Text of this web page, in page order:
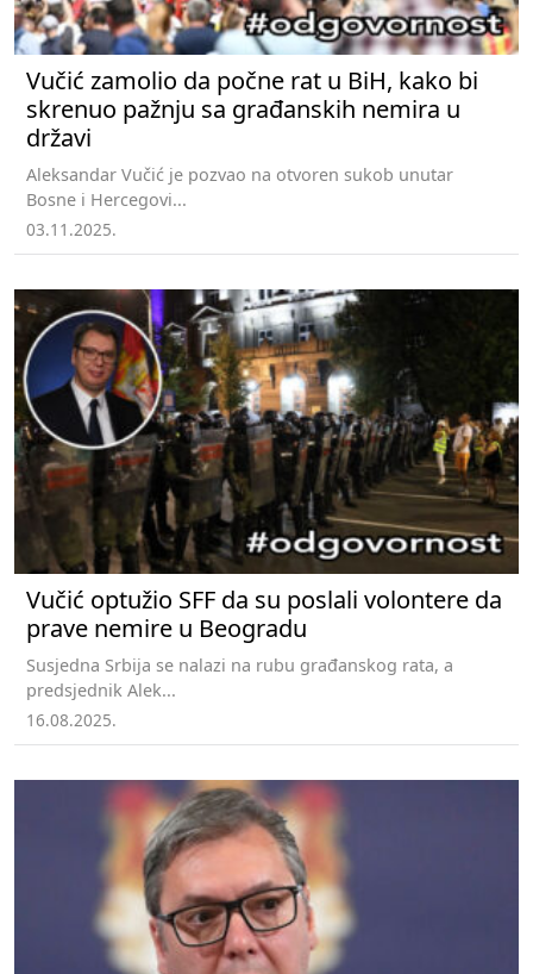
Vučić zamolio da počne rat u BiH, kako bi
skrenuo pažnju sa građanskih nemira u
državi
Aleksandar Vučić je pozvao na otvoren sukob unutar
Bosne i Hercegovi...
03.11.2025.
Vučić optužio SFF da su poslali volontere da
prave nemire u Beogradu
Susjedna Srbija se nalazi na rubu građanskog rata, a
predsjednik Alek...
16.08.2025.